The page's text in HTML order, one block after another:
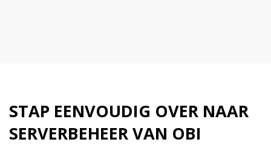
STAP EENVOUDIG OVER NAAR
SERVERBEHEER VAN OBI